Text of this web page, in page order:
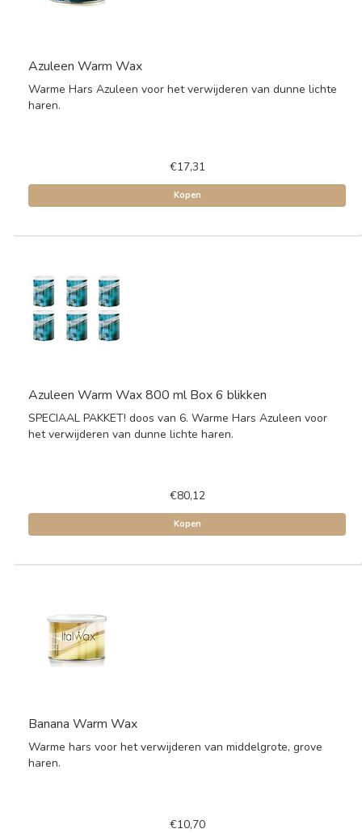
Azuleen Warm Wax
Warme Hars Azuleen voor het verwijderen van dunne lichte
haren.
€17,31
Kopen
Azuleen Warm Wax 800 ml Box 6 blikken
SPECIAAL PAKKET! doos van 6. Warme Hars Azuleen voor
het verwijderen van dunne lichte haren.
€80,12
Kopen
Banana Warm Wax
Warme hars voor het verwijderen van middelgrote, grove
haren.
€10,70